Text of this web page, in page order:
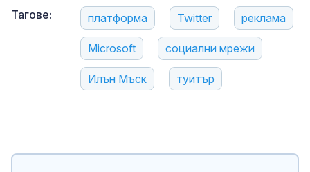
Тагове: платформа Twitter реклама
Microsoft социални мрежи
Илън Мъск туитър